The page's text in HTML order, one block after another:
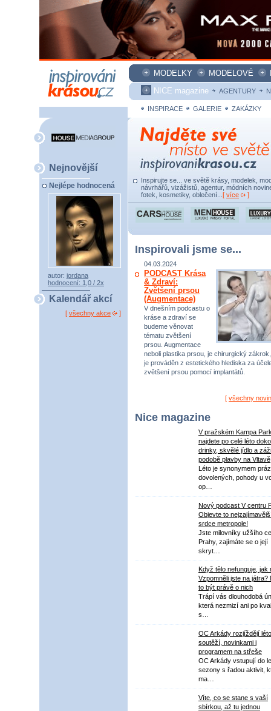
MODELKY MODELOVÉ
NICE magazine
AGENTURY
INSPIRACE GALERIE ZAKÁZKY
Nejnovější
Nejlépe hodnocená
autor: jordana
hodnocení: 1,0 / 2x
Kalendář akcí
[ všechny akce ]
Inspirujte se... ve světě krásy, modelek,
návrhářů, vizážistů, agentur, módních
fotek, kosmetiky, oblečení... [ více ]
Inspirovali jsme se...
04.03.2024
PODCAST Krása
& Zdraví:
Zvětšení prsou
(Augmentace)
V dnešním podcastu o
kráse a zdraví se
budeme věnovat
tématu zvětšení
prsou. Augmentace
neboli plastika prsou, je chirurgický
je prováděn z estetického hlediska za
zvětšení prsou pomocí implantátů.
[ všechny
Nice magazine
V pražském Kampa
najdete po celé léto
drinky, skvělé jídlo a
podobě plavby na Vltavě
Léto je synonymem
dovolených, pohody u
op…
Nový podcast V centru
Objevte to
srdce metropole!
Jste milovníky užšího
Prahy, zajímáte se o její
skryt…
Když tělo nefunguje, jak
Vzpomněli jste na játra?
to být právě o nich
Trápí vás dlouhodobá
která nezmizí ani po
s…
OC Arkády rozjíždějí léto
soutěží, novinkami i
programem na střeše
OC Arkády vstupují do
sezony s řadou aktivit,
ma…
Víte, co se stane s vaší
sbírkou, až tu jednou